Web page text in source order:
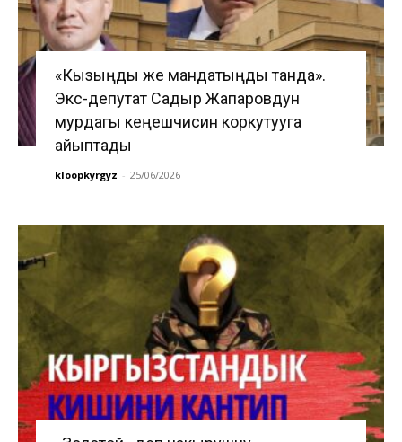
«Кызыңды же мандатыңды танда».
Экс-депутат Садыр Жапаровдун
мурдагы кеңешчисин коркутууга
айыптады
kloopkyrgyz - 25/06/2026